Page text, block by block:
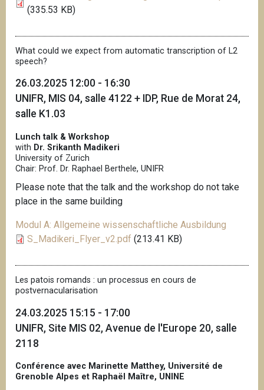
(335.53 KB)
What could we expect from automatic transcription of L2
speech?
26.03.2025 12:00 - 16:30
UNIFR, MIS 04, salle 4122 + IDP, Rue de Morat 24,
salle K1.03
Lunch talk & Workshop
with Dr. Srikanth Madikeri
University of Zurich
Chair: Prof. Dr. Raphael Berthele, UNIFR
Please note that the talk and the workshop do not take
place in the same building
Modul A: Allgemeine wissenschaftliche Ausbildung
S_Madikeri_Flyer_v2.pdf (213.41 KB)
Les patois romands : un processus en cours de
postvernacularisation
24.03.2025 15:15 - 17:00
UNIFR, Site MIS 02, Avenue de l'Europe 20, salle
2118
Conférence avec Marinette Matthey, Université de
Grenoble Alpes et Raphaël Maître, UNINE